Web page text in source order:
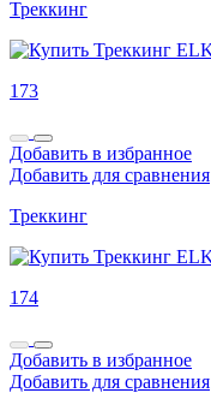
Треккинг
173
Добавить в избранное
Добавить для сравнения
Треккинг
174
Добавить в избранное
Добавить для сравнения